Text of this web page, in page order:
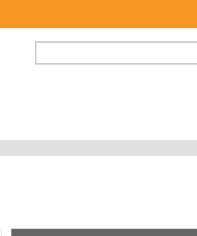
FORMULAIRE DE